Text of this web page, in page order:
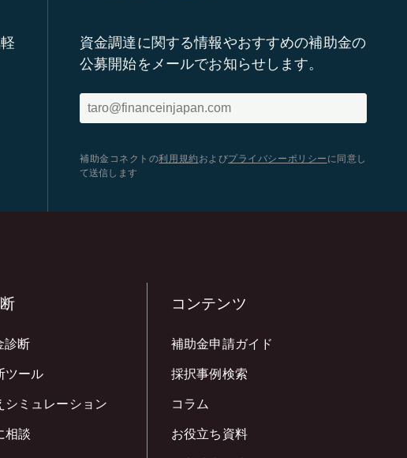
資金調達に関する情報やおすすめの補助金の
公募開始をメールでお知らせします。
補助金コネクトの利用規約 およびプライバシーポリシー に同意し
て送信します
診断
ツール
シミュレーション
相談
コンテンツ
補助金申請ガイド
採択事例検索
コラム
お役立ち資料